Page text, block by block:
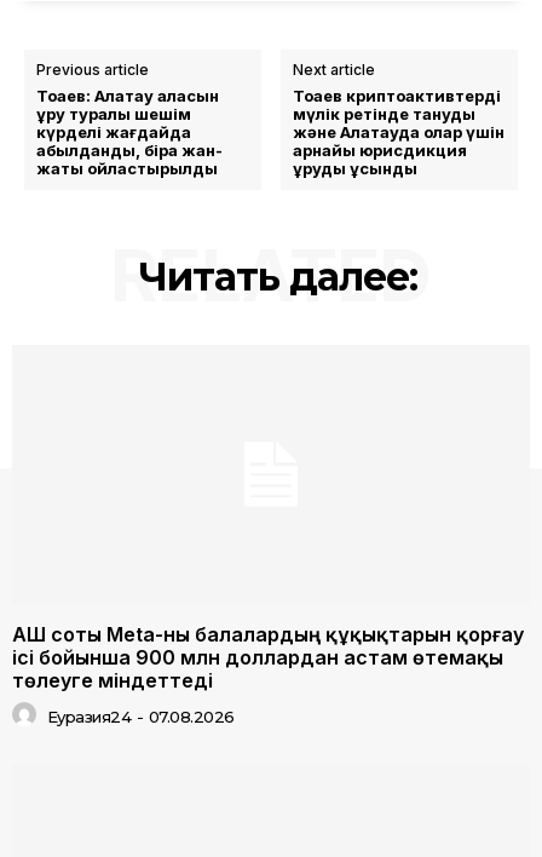
Previous article
Тоқаев: Алатау қаласын
құру туралы шешім
күрделі жағдайда
қабылданды, бірақ жан-
жақты ойластырылды
Next article
Тоқаев криптоактивтерді
мүлік ретінде тануды
және Алатауда олар үшін
арнайы юрисдикция
құруды ұсынды
Читать далее:
RELATED
АҚШ соты Meta-ны балалардың құқықтарын қорғау
ісі бойынша 900 млн доллардан астам өтемақы
төлеуге міндеттеді
Еуразия24 - 07.08.2026